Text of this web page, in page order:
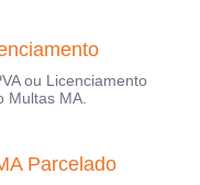
ou Licenciamento
Multas MA.
Parcelado